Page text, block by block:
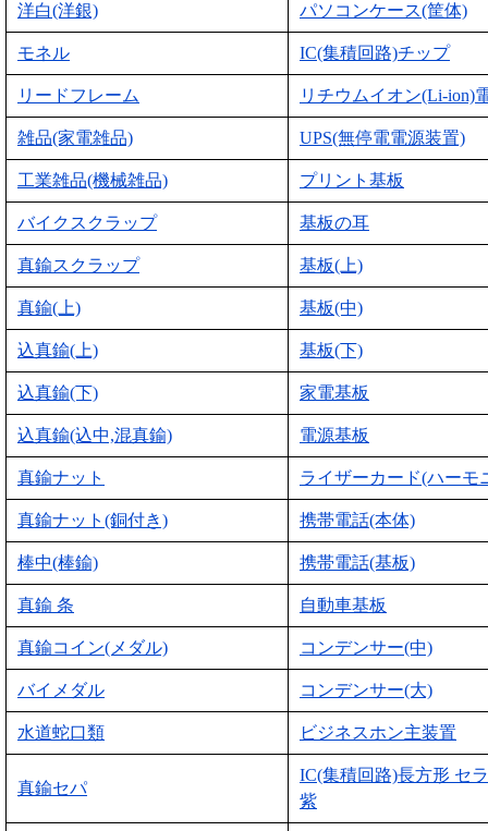
洋白(洋銀) パソコンケース(筐体)
モネル IC(集積回路)チップ
リードフレーム リチウムイオン(Li-ion)
雑品(家電雑品) UPS(無停電電源装置)
工業雑品(機械雑品) プリント基板
バイクスクラップ 基板の耳
真鍮スクラップ 基板(上)
真鍮(上) 基板(中)
込真鍮(上) 基板(下)
込真鍮(下) 家電基板
込真鍮(込中,混真鍮) 電源基板
真鍮ナット ライザーカード(ハーモ
真鍮ナット(銅付き) 携帯電話(本体)
棒中(棒鍮) 携帯電話(基板)
真鍮 条 自動車基板
真鍮コイン(メダル) コンデンサー(中)
バイメダル コンデンサー(大)
水道蛇口類 ビジネスホン主装置
真鍮セパ
IC(集積回路)長方形 セ
紫